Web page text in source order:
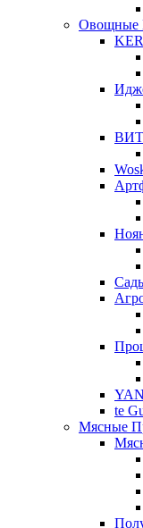
Овощные
YAN
te
Мясные